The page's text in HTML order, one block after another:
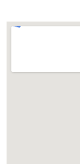
embed google